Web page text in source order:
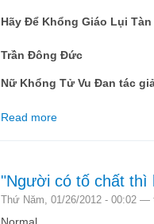
Hãy Để Khổng Giáo Lụi Tàn
Trần Đông Đức
Nữ Khổng Tử Vu Đan tác
Read more
"Người có tố chất thì
Thứ Năm, 01/26/2012 - 00:02 —